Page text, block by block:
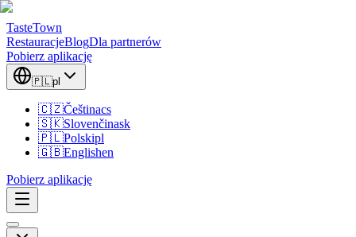
TasteTown
RestauracjeBlogDla partnerów
Pobierz aplikację
🇵🇱pl
🇨🇿Češtinacs
🇸🇰Slovenčinask
🇵🇱Polskipl
🇬🇧Englishen
Pobierz aplikację